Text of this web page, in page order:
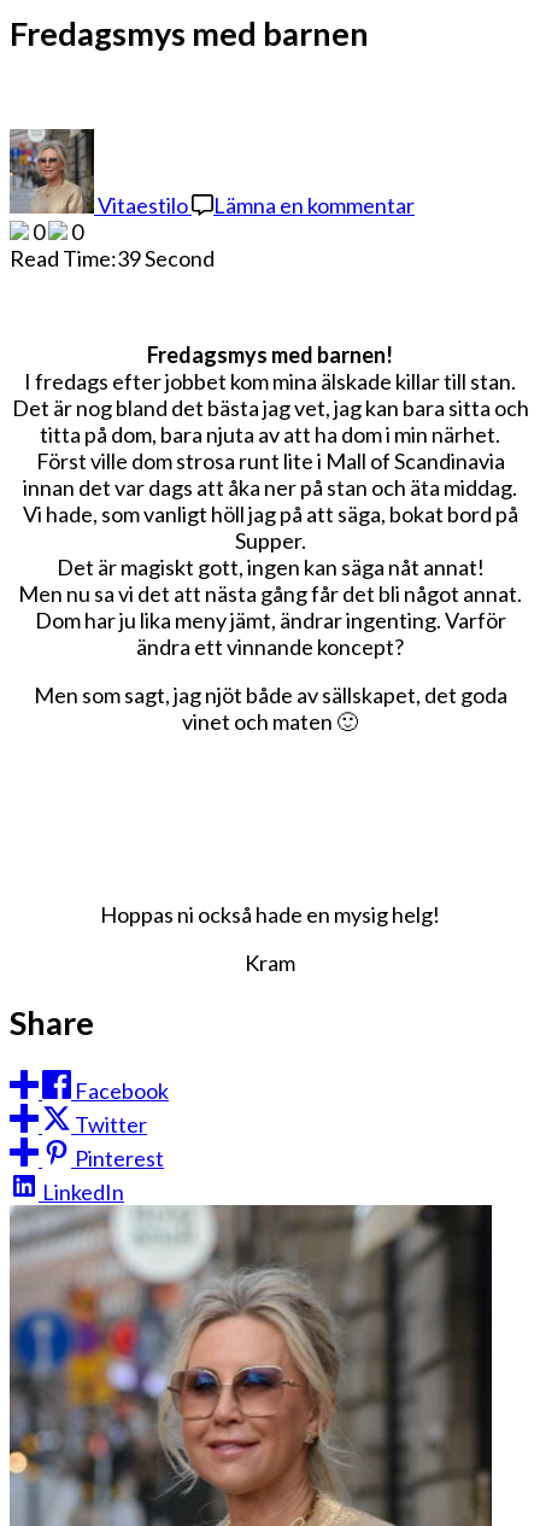
Fredagsmys med barnen
Vitaestilo Lämna en kommentar
barnen
0
0
Read Time:39 Second
Fredagsmys med barnen!
I fredags efter jobbet kom mina älskade killar till stan.
Det är nog bland det bästa jag vet, jag kan bara sitta och
titta på dom, bara njuta av att ha dom i min närhet.
Först ville dom strosa runt lite i Mall of Scandinavia
innan det var dags att åka ner på stan och äta middag.
Vi hade, som vanligt höll jag på att säga, bokat bord på
Supper.
Det är magiskt gott, ingen kan säga nåt annat!
Men nu sa vi det att nästa gång får det bli något annat.
Dom har ju lika meny jämt, ändrar ingenting. Varför
ändra ett vinnande koncept?
Men som sagt, jag njöt både av sällskapet, det goda
vinet och maten 🙂
Hoppas ni också hade en mysig helg!
Kram
Share
Facebook
Twitter
Pinterest
LinkedIn